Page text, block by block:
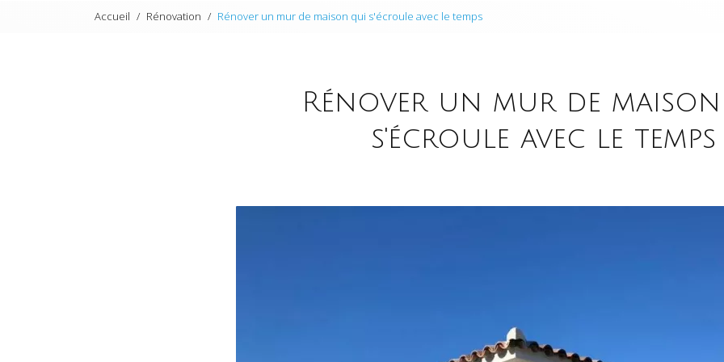
Accueil Rénovation Rénover un mur de maison qui s'écroule avec le temps
Rénover un mur de
s'écroule avec le temps